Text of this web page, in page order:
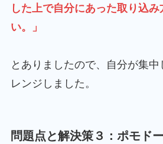
した上で自分にあった取り込み
い。」
とありましたので、自分が集
レンジしました。
問題点と解決策３：ポモド